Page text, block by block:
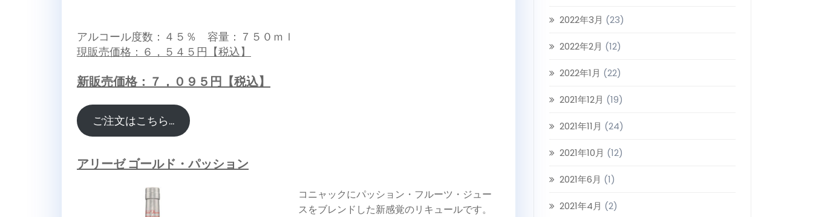
アルコール度数：４５％ 容量：７５０ｍｌ
現販売価格：６，５４５円【税込】
新販売価格：７，０９５円【税込】
ご注文はこちら…
アリーゼ ゴールド・パッション
コニャックにパッション・フルーツ・ジュー
スをブレンドした新感覚のリキュールです。
2022年3月 (23)
2022年2月 (12)
2022年1月 (22)
2021年12月 (19)
2021年11月 (24)
2021年10月 (12)
2021年6月 (1)
2021年4月 (2)